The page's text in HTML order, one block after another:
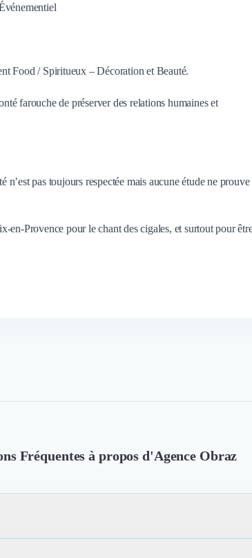
Food / Spiritueux – Décoration et Beauté.
farouche de préserver des relations humaines et
pas toujours respectée mais aucune étude ne prouve
Provence pour le chant des cigales, et surtout pour
Fréquentes à propos d'Agence Obraz